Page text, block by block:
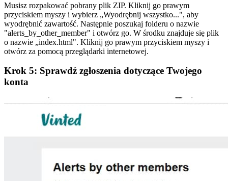
Musisz rozpakować pobrany plik ZIP. Kliknij go prawym
przyciskiem myszy i wybierz „Wyodrębnij wszystko...", aby
wyodrębnić zawartość. Następnie poszukaj folderu o nazwie
"alerts_by_other_member" i otwórz go. W środku znajduje się plik
o nazwie „index.html". Kliknij go prawym przyciskiem myszy i
otwórz za pomocą przeglądarki internetowej.
Krok 5: Sprawdź zgłoszenia dotyczące Twojego
konta